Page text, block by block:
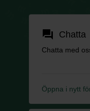
forum Chatta
Chatta med
Öppna i nytt